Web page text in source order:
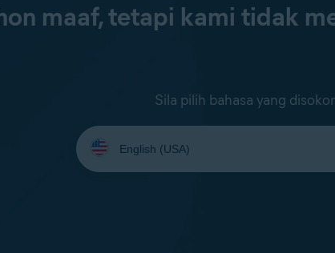
maaf, tetapi kami tidak
Sila pilih bahasa yang
Select
your
language: